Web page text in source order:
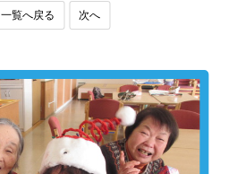
一覧へ戻る 次へ